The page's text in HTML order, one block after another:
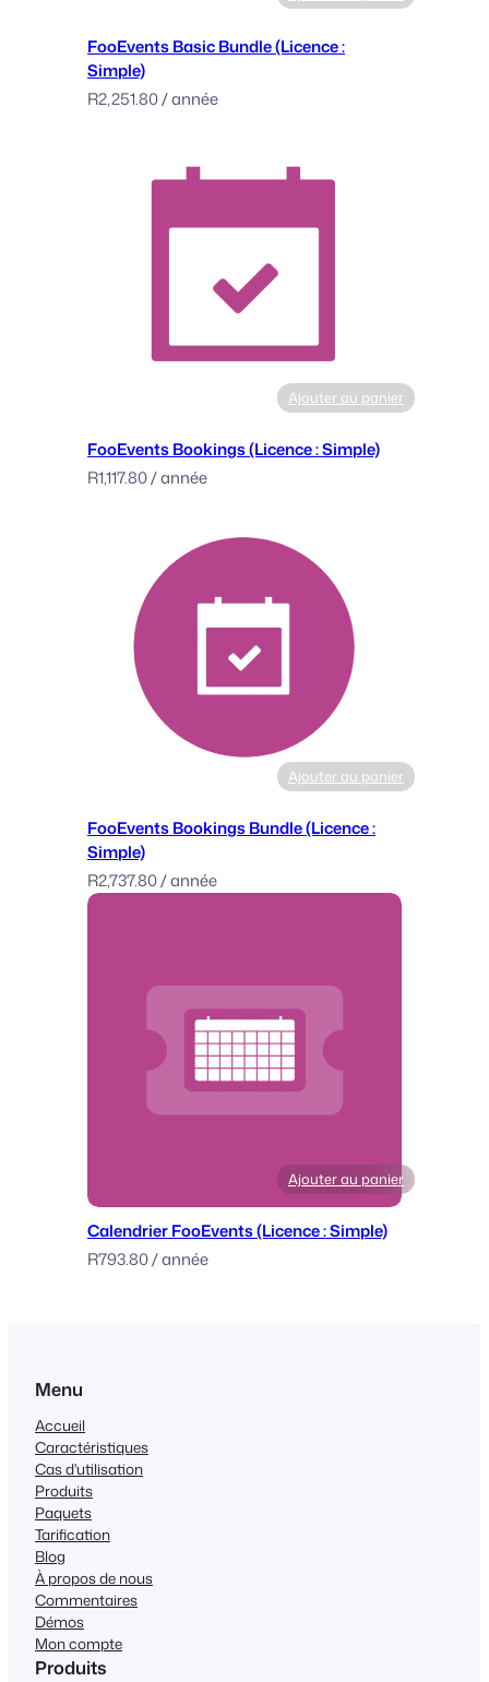
n
g
l
FooEvents Basic Bundle (Licence :
Simple)
R2,251.80/ année
Ajouter au panier
FooEvents Bookings (Licence : Simple)
R1,117.80/ année
Ajouter au panier
FooEvents Bookings Bundle (Licence :
Simple)
R2,737.80/ année
Ajouter au panier
Calendrier FooEvents (Licence : Simple)
R793.80/ année
Menu
Accueil
Caractéristiques
Cas d'utilisation
Produits
Paquets
Tarification
Blog
À propos de nous
Commentaires
Démos
Mon compte
Produits